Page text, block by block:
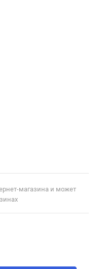
магазина и может